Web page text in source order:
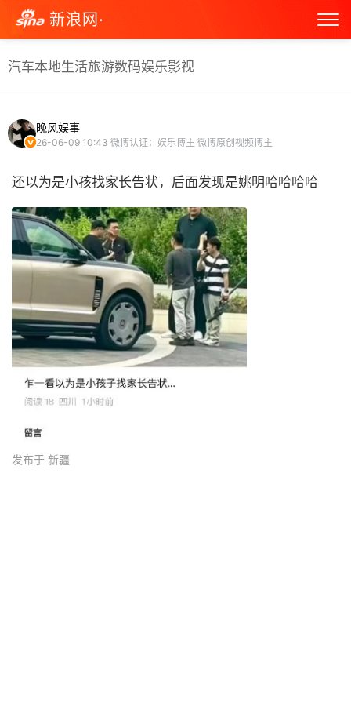
新浪网·
汽车本地生活旅游数码娱乐影视
晚风娱事
26-06-09 10:43 微博认证：娱乐博主 微博原创视频博主
还以为是小孩找家长告状，后面发现是姚明哈哈哈哈 ​
发布于 新疆